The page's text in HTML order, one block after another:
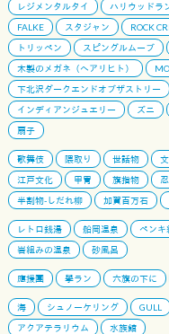
レジメンタルタイ
ハリウッドラ
FALKE
スタジャン ROCK
トリッペン
スピングルムーブ
木製のメガネ（ヘアリヒト）
下北沢ダークエンドオブザストリー
インディアンジュエリー
ズニ
扇子
歌舞伎 隈取り 世話物
江戸文化
甲冑 旗指物
半割物-しだれ柳
加賀百万石
レトロ銭湯 船岡温泉 ペンキ
岩組みの温泉
砂風呂
應援團 學ラン 六旗の下に
海 シュノーケリング GULL
アクアテラリウム
水族館